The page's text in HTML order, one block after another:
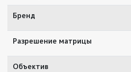
Бренд
Разрешение матрицы
Объектив